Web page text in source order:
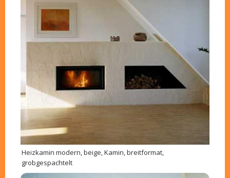
Heizkamin modern, beige, Kamin, breitformat,
grobgespachtelt